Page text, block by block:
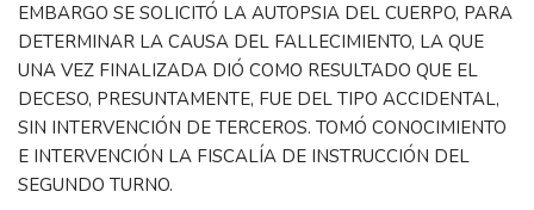
EMBARGO SE SOLICITÓ LA AUTOPSIA DEL CUERPO, PARA
DETERMINAR LA CAUSA DEL FALLECIMIENTO, LA QUE
UNA VEZ FINALIZADA DIÓ COMO RESULTADO QUE EL
DECESO, PRESUNTAMENTE, FUE DEL TIPO ACCIDENTAL,
SIN INTERVENCIÓN DE TERCEROS. TOMÓ CONOCIMIENTO
E INTERVENCIÓN LA FISCALÍA DE INSTRUCCIÓN DEL
SEGUNDO TURNO.